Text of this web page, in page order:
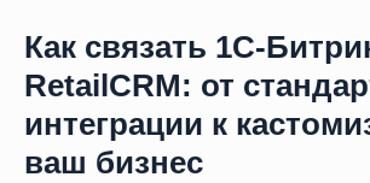
Как связать 1С-
RetailCRM: от
интеграции к
ваш бизнес